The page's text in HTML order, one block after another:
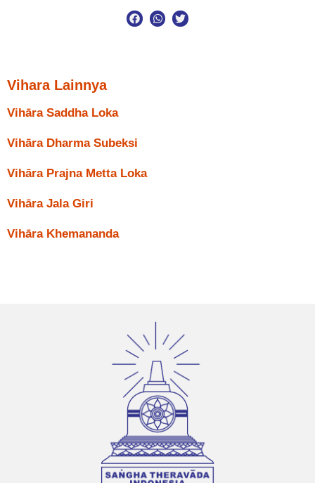
Vihara Lainnya
Vihāra Saddha Loka
Vihāra Dharma Subeksi
Vihāra Prajna Metta Loka
Vihāra Jala Giri
Vihāra Khemananda